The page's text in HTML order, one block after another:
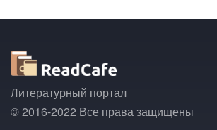
Литературный портал
© 2016-2022 Все права защищены